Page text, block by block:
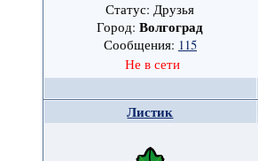
Статус: Друзья
Город:Волгоград
Сообщения: 115
Не в сети
Листик